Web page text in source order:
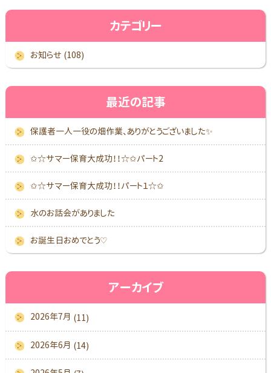
カテゴリー
お知らせ (108)
最近の記事
保護者一人一役の畑作業、ありがとうございました✨
✩☆サマー保育大成功！！☆✩パート2
✩☆サマー保育大成功！！パート１☆✩
水のお話会がありました
お誕生日おめでとう♡
アーカイブ
2026年7月 (11)
2026年6月 (14)